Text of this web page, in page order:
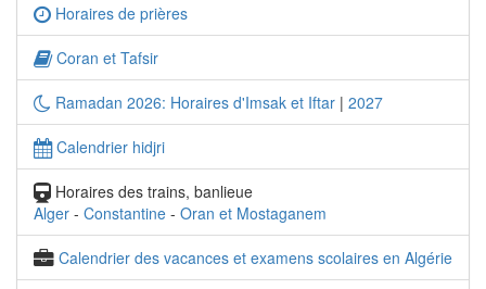
Horaires de prières
Coran et Tafsir
Ramadan 2026: Horaires d'Imsak et Iftar | 2027
Calendrier hidjri
Horaires des trains, banlieue
Alger - Constantine - Oran et Mostaganem
Calendrier des vacances et examens scolaires en Algérie